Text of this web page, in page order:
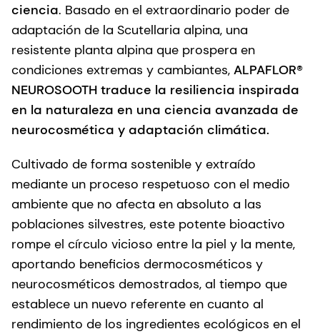
ciencia. Basado en el extraordinario poder de
adaptación de la Scutellaria alpina, una
resistente planta alpina que prospera en
condiciones extremas y cambiantes, ALPAFLOR®
NEUROSOOTH traduce la resiliencia inspirada
en la naturaleza en una ciencia avanzada de
neurocosmética y adaptación climática.
Cultivado de forma sostenible y extraído
mediante un proceso respetuoso con el medio
ambiente que no afecta en absoluto a las
poblaciones silvestres, este potente bioactivo
rompe el círculo vicioso entre la piel y la mente,
aportando beneficios dermocosméticos y
neurocosméticos demostrados, al tiempo que
establece un nuevo referente en cuanto al
rendimiento de los ingredientes ecológicos en el